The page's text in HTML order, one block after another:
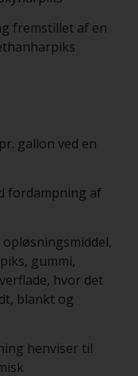
fremstillet af en
gallon ved en
fordampning af
gummi,
hvor det
blankt og
henviser til